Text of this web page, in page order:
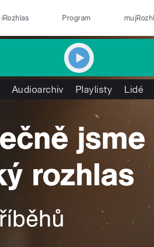
iRozhlas Program
Audioarchiv Playlisty Lidé